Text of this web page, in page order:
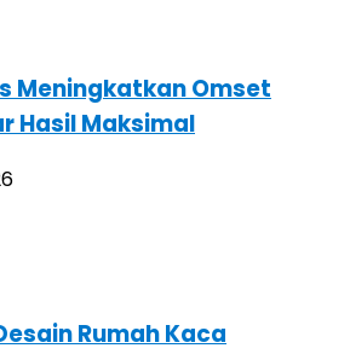
Meningkatkan Omset
Hasil Maksimal
Rumah Kaca